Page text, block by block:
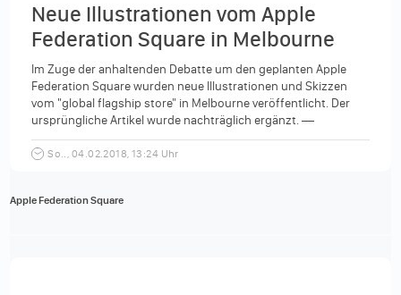
Neue Illustrationen vom Apple
Federation Square in Melbourne
Im Zuge der anhaltenden Debatte um den geplanten Apple
Federation Square wurden neue Illustrationen und Skizzen
vom "global flagship store" in Melbourne veröffentlicht. Der
ursprüngliche Artikel wurde nachträglich ergänzt. —
https://storeteller.de/2017/12/hands-off-fed-square ·...
So.., 04.02.2018, 13:24 Uhr
Apple Federation Square